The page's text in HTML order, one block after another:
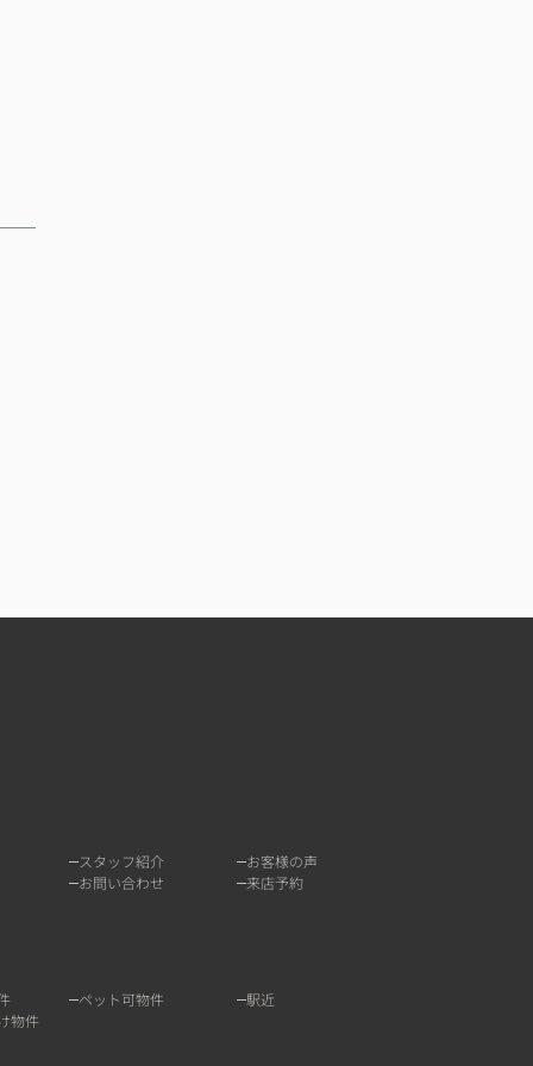
スタッフ紹介
お客様の声
お問い合わせ
来店予約
ペット可物件
駅近
物件